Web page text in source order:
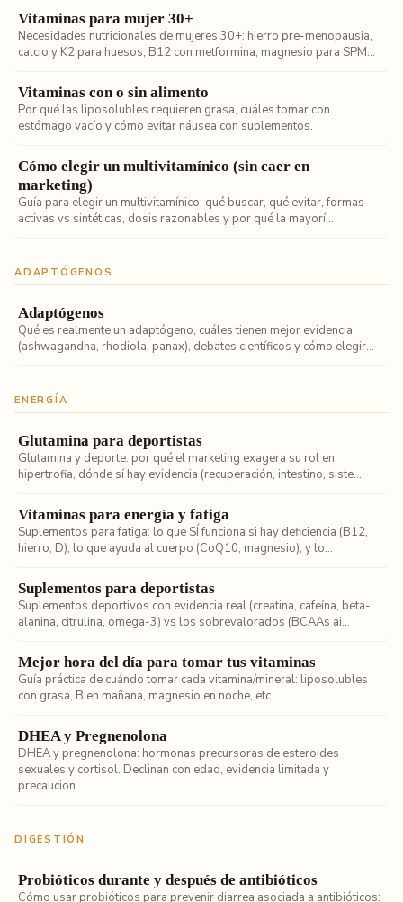
Vitaminas para mujer 30+
Necesidades nutricionales de mujeres 30+: hierro pre-menopausia,
calcio y K2 para huesos, B12 con metformina, magnesio para SPM...
Vitaminas con o sin alimento
Por qué las liposolubles requieren grasa, cuáles tomar con
estómago vacío y cómo evitar náusea con suplementos.
Cómo elegir un multivitamínico (sin caer en
marketing)
Guía para elegir un multivitamínico: qué buscar, qué evitar, formas
activas vs sintéticas, dosis razonables y por qué la mayorí...
ADAPTÓGENOS
Adaptógenos
Qué es realmente un adaptógeno, cuáles tienen mejor evidencia
(ashwagandha, rhodiola, panax), debates científicos y cómo elegir...
ENERGÍA
Glutamina para deportistas
Glutamina y deporte: por qué el marketing exagera su rol en
hipertrofia, dónde sí hay evidencia (recuperación, intestino, siste...
Vitaminas para energía y fatiga
Suplementos para fatiga: lo que SÍ funciona si hay deficiencia (B12,
hierro, D), lo que ayuda al cuerpo (CoQ10, magnesio), y lo...
Suplementos para deportistas
Suplementos deportivos con evidencia real (creatina, cafeína, beta-
alanina, citrulina, omega-3) vs los sobrevalorados (BCAAs ai...
Mejor hora del día para tomar tus vitaminas
Guía práctica de cuándo tomar cada vitamina/mineral: liposolubles
con grasa, B en mañana, magnesio en noche, etc.
DHEA y Pregnenolona
DHEA y pregnenolona: hormonas precursoras de esteroides
sexuales y cortisol. Declinan con edad, evidencia limitada y
precaucion...
DIGESTIÓN
Probióticos durante y después de antibióticos
Cómo usar probióticos para prevenir diarrea asociada a antibióticos: